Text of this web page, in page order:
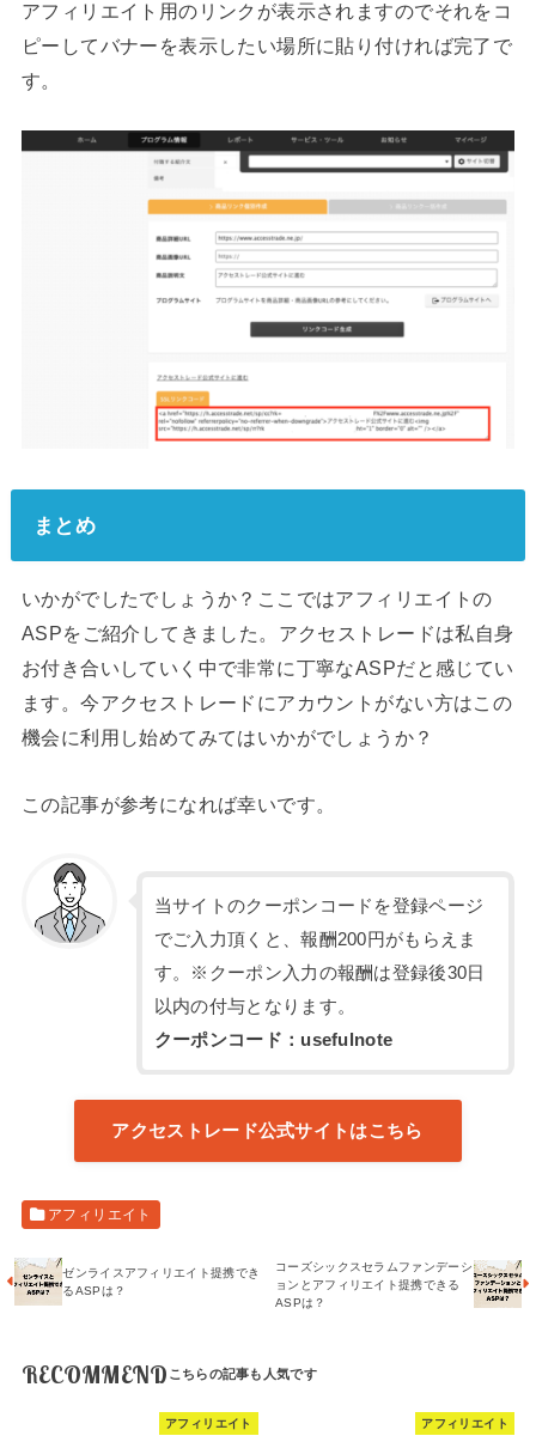
アフィリエイト用のリンクが表示されますのでそれをコ
ピーしてバナーを表示したい場所に貼り付ければ完了で
す。
まとめ
いかがでしたでしょうか？ここではアフィリエイトの
ASPをご紹介してきました。アクセストレードは私自身
お付き合いしていく中で非常に丁寧なASPだと感じてい
ます。今アクセストレードにアカウントがない方はこの
機会に利用し始めてみてはいかがでしょうか？
この記事が参考になれば幸いです。
当サイトのクーポンコードを登録ページ
でご入力頂くと、報酬200円がもらえま
す。※クーポン入力の報酬は登録後30日
以内の付与となります。
クーポンコード：usefulnote
アクセストレード公式サイトはこちら
アフィリエイト
ゼンライスアフィリエイト提携でき
るASPは？
コーズシックスセラムファンデーシ
ョンとアフィリエイト提携できる
ASPは？
RECOMMEND
アフィリエイト アフィリエイト